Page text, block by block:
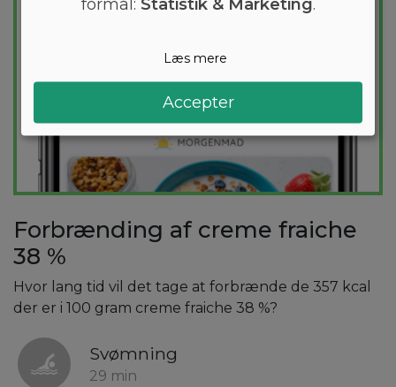
Forbrænding af creme fraiche
38 %
Hvor lang tid vil det tage at forbrænde de 357 kcal
der er i 100 gram creme fraiche 38 %?
Svømning
29 min
formål: Statistik & Marketing.
Læs mere
Accepter